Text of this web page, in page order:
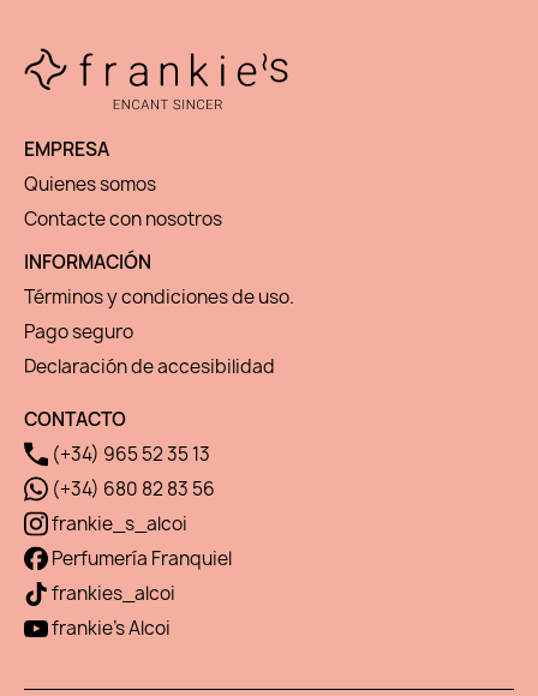
EMPRESA
Quienes somos
Contacte con nosotros
INFORMACIÓN
Términos y condiciones de uso.
Pago seguro
Declaración de accesibilidad
CONTACTO
(+34) 965 52 35 13
(+34) 680 82 83 56
frankie_s_alcoi
Perfumería Franquiel
frankies_alcoi
frankie's Alcoi